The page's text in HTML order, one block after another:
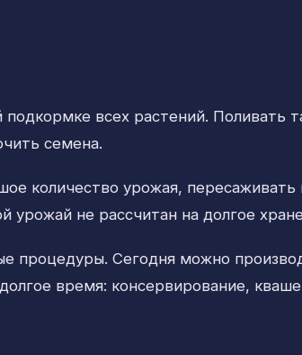
всех растений. Поливать
семена.
количество урожая, пересаживать
урожай не рассчитан на долгое
процедуры. Сегодня можно
время: консервирование,